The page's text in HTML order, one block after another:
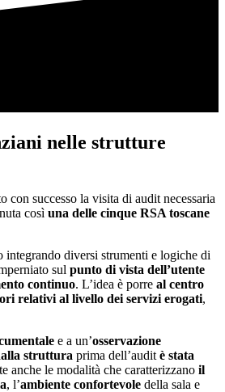
nelle strutture
successo la visita di audit necessaria
così una delle cinque RSA toscane
integrando diversi strumenti e logiche di
sul punto di vista dell’utente
continuo. L’idea è porre al centro
relativi al livello dei servizi erogati,
e a un’osservazione
struttura prima dell’audit è stata
anche le modalità che caratterizzano il
, l’ambiente confortevole della sala e